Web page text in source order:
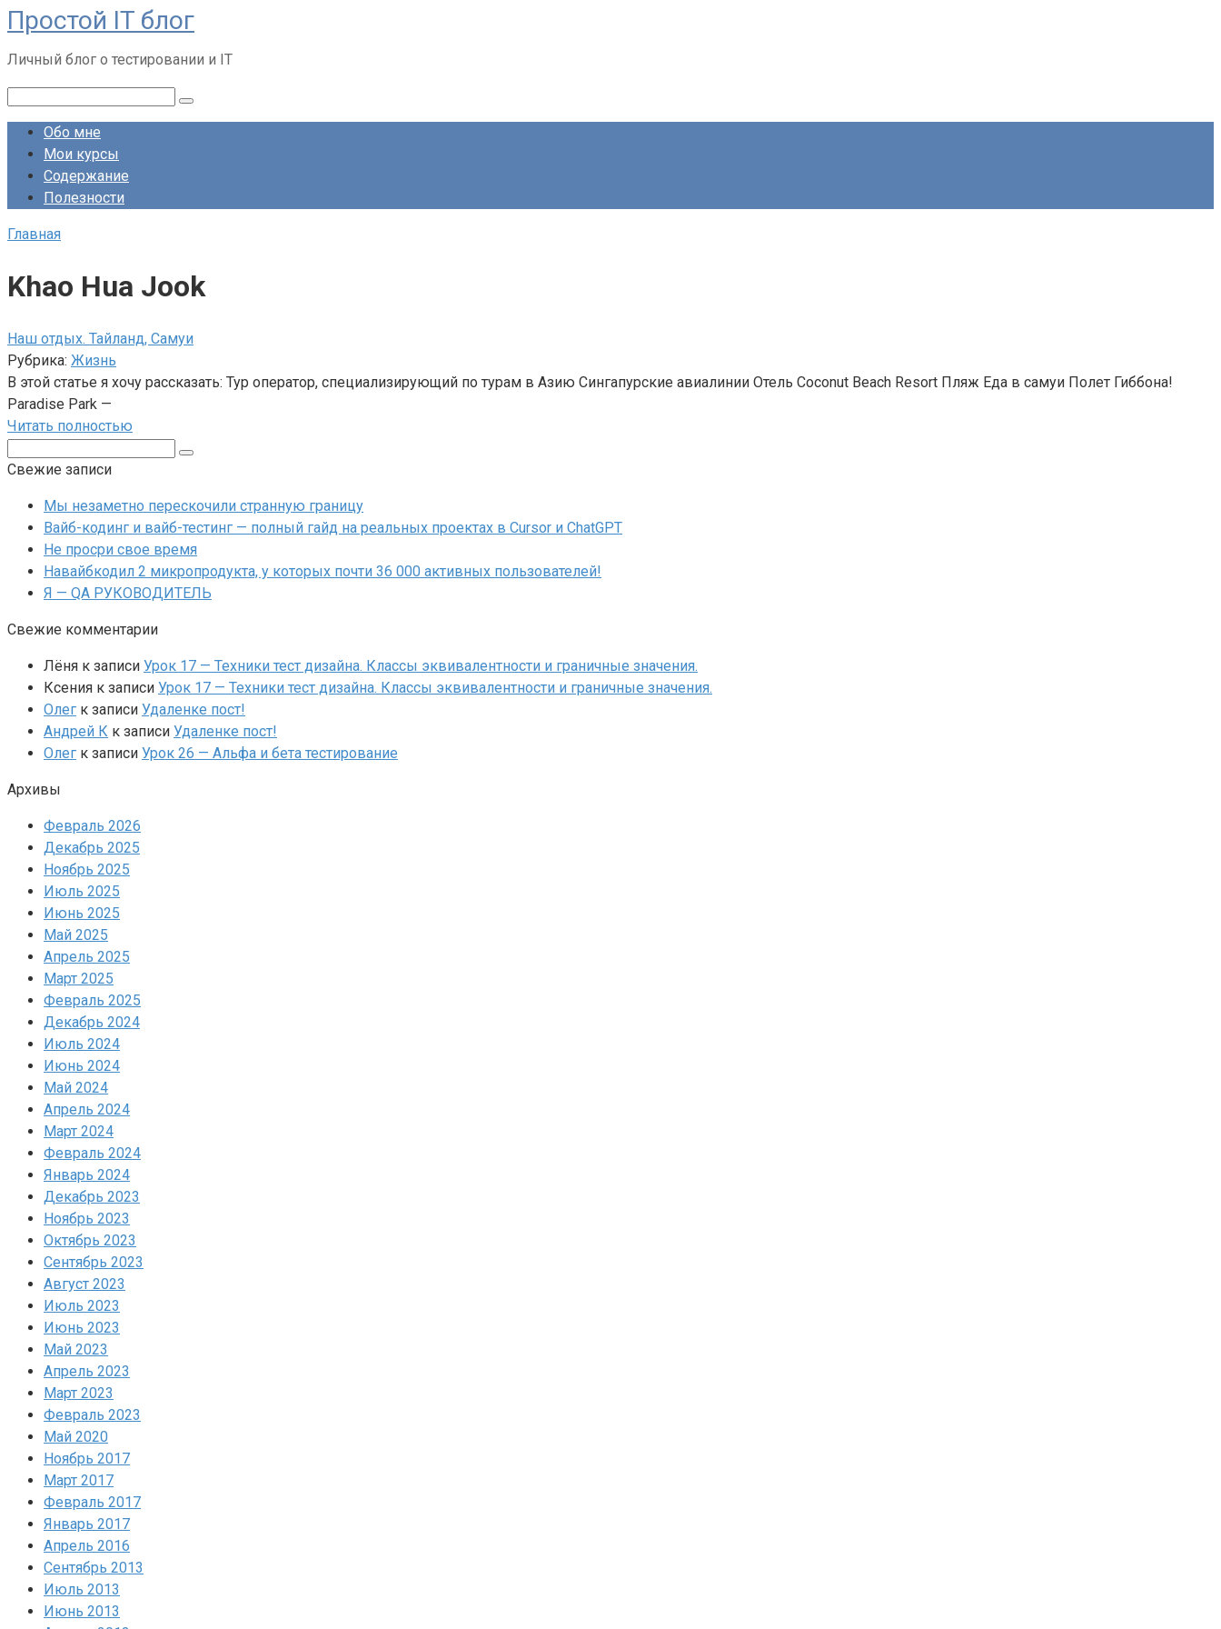
Перейти
к
контенту
Простой IT блог
Личный блог о тестировании и IT
Обо мне
Мои курсы
Содержание
Полезности
Главная
Khao Hua Jook
Наш отдых. Тайланд, Самуи
Рубрика: Жизнь
В этой статье я хочу рассказать: Тур оператор, специализирующий по турам в Азию Сингапурские авиалинии Отель Coconut Beach Resort Пляж Еда в самуи Полет Гиббона!
Paradise Park —
Читать полностью
Свежие записи
Мы незаметно перескочили странную границу
Вайб-кодинг и вайб-тестинг — полный гайд на реальных проектах в Cursor и ChatGPT
Не просри свое время
Навайбкодил 2 микропродукта, у которых почти 36 000 активных пользователей!
Я — QA РУКОВОДИТЕЛЬ
Свежие комментарии
Лёня к записи Урок 17 — Техники тест дизайна. Классы эквивалентности и граничные значения.
Ксения к записи Урок 17 — Техники тест дизайна. Классы эквивалентности и граничные значения.
Олег к записи Удаленке пост!
Андрей К к записи Удаленке пост!
Олег к записи Урок 26 — Альфа и бета тестирование
Архивы
Февраль 2026
Декабрь 2025
Ноябрь 2025
Июль 2025
Июнь 2025
Май 2025
Апрель 2025
Март 2025
Февраль 2025
Декабрь 2024
Июль 2024
Июнь 2024
Май 2024
Апрель 2024
Март 2024
Февраль 2024
Январь 2024
Декабрь 2023
Ноябрь 2023
Октябрь 2023
Сентябрь 2023
Август 2023
Июль 2023
Июнь 2023
Май 2023
Апрель 2023
Март 2023
Февраль 2023
Май 2020
Ноябрь 2017
Март 2017
Февраль 2017
Январь 2017
Апрель 2016
Сентябрь 2013
Июль 2013
Июнь 2013